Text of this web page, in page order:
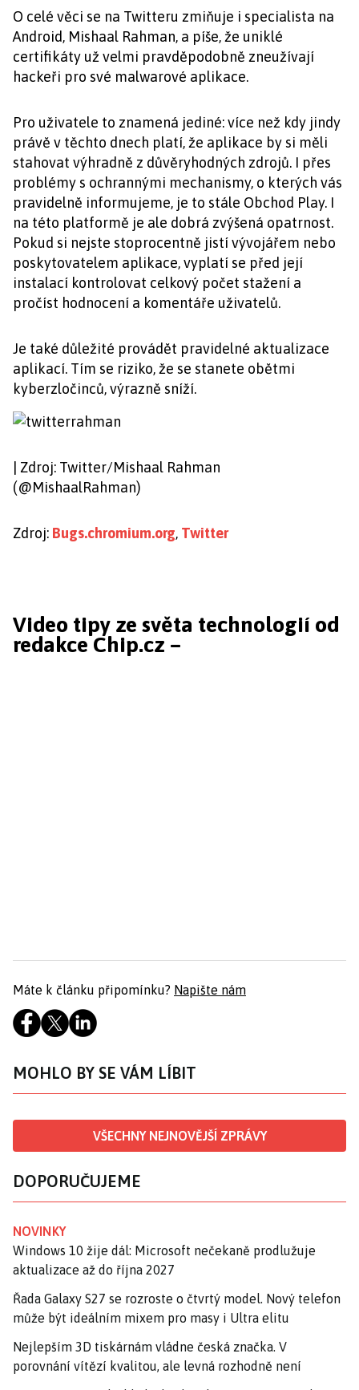
O celé věci se na Twitteru zmiňuje i specialista na
Android, Mishaal Rahman, a píše, že uniklé
certifikáty už velmi pravděpodobně zneužívají
hackeři pro své malwarové aplikace.
Pro uživatele to znamená jediné: více než kdy jindy
právě v těchto dnech platí, že aplikace by si měli
stahovat výhradně z důvěryhodných zdrojů. I přes
problémy s ochrannými mechanismy, o kterých vás
pravidelně informujeme, je to stále Obchod Play. I
na této platformě je ale dobrá zvýšená opatrnost.
Pokud si nejste stoprocentně jistí vývojářem nebo
poskytovatelem aplikace, vyplatí se před její
instalací kontrolovat celkový počet stažení a
pročíst hodnocení a komentáře uživatelů.
Je také důležité provádět pravidelné aktualizace
aplikací. Tím se riziko, že se stanete obětmi
kyberzločinců, výrazně sníží.
| Zdroj: Twitter/Mishaal Rahman
(@MishaalRahman)
Zdroj: Bugs.chromium.org, Twitter
Video tipy ze světa technologií od
redakce Chip.cz –
Máte k článku připomínku? Napište nám
MOHLO BY SE VÁM LÍBIT
VŠECHNY NEJNOVĚJŠÍ ZPRÁVY
DOPORUČUJEME
NOVINKY
Windows 10 žije dál: Microsoft nečekaně prodlužuje
aktualizace až do října 2027
Řada Galaxy S27 se rozroste o čtvrtý model. Nový telefon
může být ideálním mixem pro masy i Ultra elitu
Nejlepším 3D tiskárnám vládne česká značka. V
porovnání vítězí kvalitou, ale levná rozhodně není